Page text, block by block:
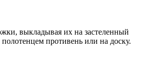
выкладывая их на застеленный
противень или на доску.